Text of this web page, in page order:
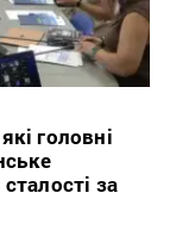
головні
за